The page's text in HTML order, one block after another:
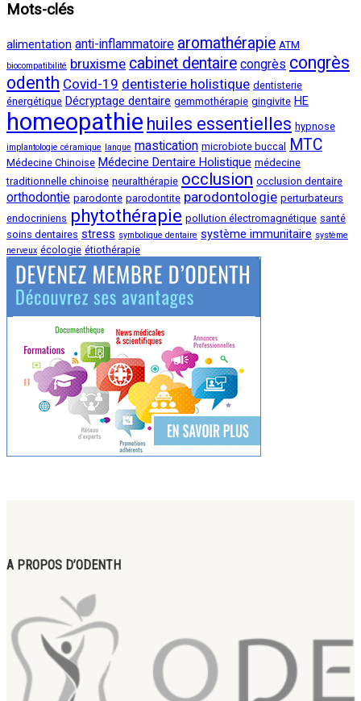
Mots-clés
alimentation anti-inflammatoire aromathérapie ATM
biocompatibilité bruxisme cabinet dentaire congrès congrès
odenth Covid-19 dentisterie holistique dentisterie
énergétique Décryptage dentaire gemmothérapie gingivite HE
homeopathie huiles essentielles hypnose
implantologie céramique langue mastication microbiote buccal MTC
Médecine Chinoise Médecine Dentaire Holistique médecine
traditionnelle chinoise neuralthérapie occlusion occlusion dentaire
orthodontie parodonte parodontite parodontologie perturbateurs
endocriniens phytothérapie pollution électromagnétique santé
soins dentaires stress symbolique dentaire système immunitaire système
nerveux écologie étiothérapie
A PROPOS D’ODENTH